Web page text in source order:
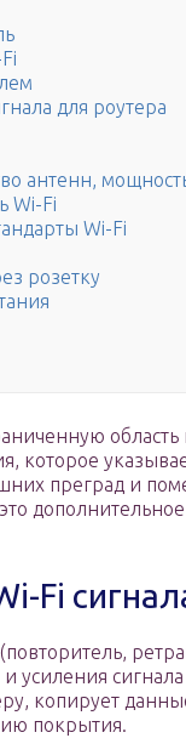
для роутера
антенн,
Wi-Fi
Wi-Fi
розетку
область
которое
преград и
Fi
усиления
копирует
покрытия.